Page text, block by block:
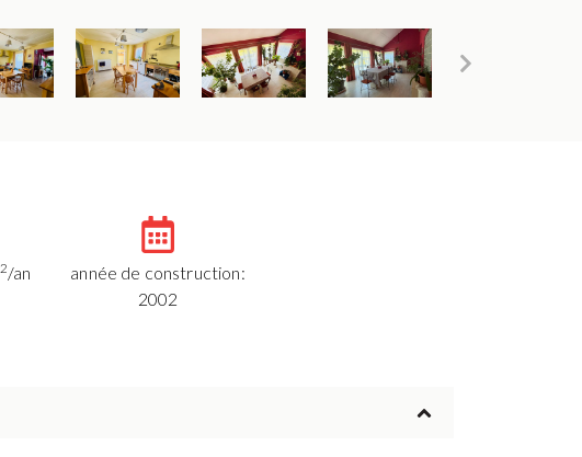
2/an
année de construction:
2002